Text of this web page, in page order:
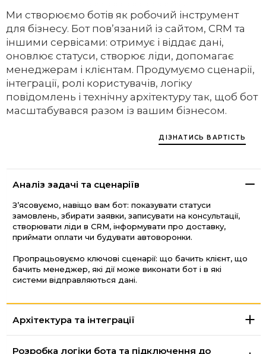
Ми створюємо ботів як робочий інструмент
для бізнесу. Бот повʼязаний із сайтом, CRM та
іншими сервісами: отримує і віддає дані,
оновлює статуси, створює ліди, допомагає
менеджерам і клієнтам. Продумуємо сценарії,
інтеграції, ролі користувачів, логіку
повідомлень і технічну архітектуру так, щоб бот
масштабувався разом із вашим бізнесом.
ДІЗНАТИСЬ ВАРТІСТЬ
Аналіз задачі та сценаріїв
Зʼясовуємо, навіщо вам бот: показувати статуси
замовлень, збирати заявки, записувати на консультації,
створювати ліди в CRM, інформувати про доставку,
приймати оплати чи будувати автоворонки.
Пропрацьовуємо ключові сценарії: що бачить клієнт, що
бачить менеджер, які дії може виконати бот і в які
системи відправляються дані.
Архітектура та інтеграції
Розробка логіки бота та підключення до